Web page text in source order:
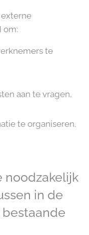
om:
te
aan te vragen,
te organiseren.
noodzakelijk
in de